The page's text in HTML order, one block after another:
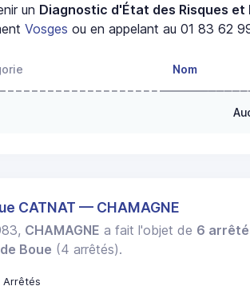
un Diagnostic d'État des Risques et
Vosges ou en appelant au 01 83 62
Nom
CATNAT — CHAMAGNE
CHAMAGNE a fait l'objet de 6
Boue (4 arrêtés).
Arrêtés